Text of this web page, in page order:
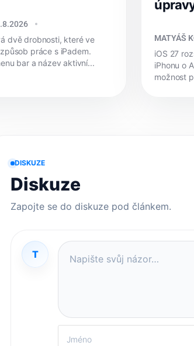
dvě drobnosti, které ve
práce s iPadem.
bar a název aktivní...
MATYÁŠ
iOS 27
iPhonu o
možnost
DISKUZE
Diskuze
Zapojte se do diskuze pod článkem.
T